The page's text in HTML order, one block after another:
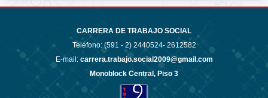
CARRERA DE TRABAJO SOCIAL
Teléfono: (591 - 2) 2440524- 2612582
E-mail: carrera.trabajo.social2009@gmail.com
Monoblock Central, Piso 3